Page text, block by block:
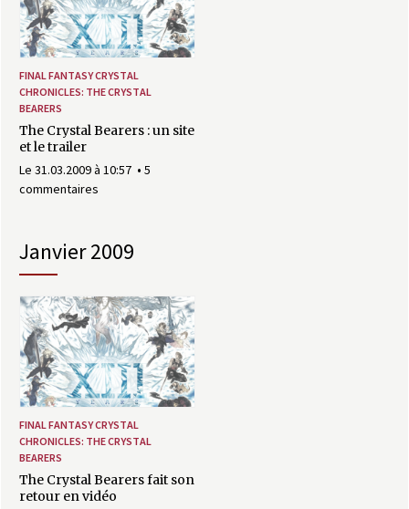
FINAL FANTASY CRYSTAL
CHRONICLES: THE CRYSTAL
BEARERS
The Crystal Bearers : un site
et le trailer
Le 31.03.2009 à 10:57
5
commentaires
janvier 2009
FINAL FANTASY CRYSTAL
CHRONICLES: THE CRYSTAL
BEARERS
The Crystal Bearers fait son
retour en vidéo